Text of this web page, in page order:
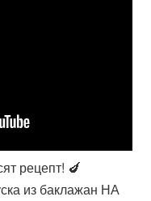
рецепт! 🍆
из баклажан НА